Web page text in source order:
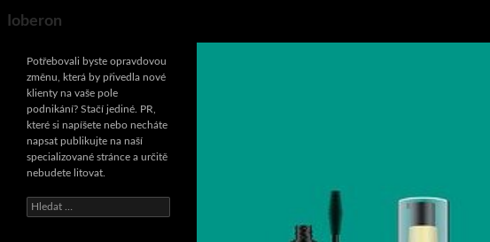
Ioberon
Potřebovali byste opravdovou
změnu, která by přivedla nové
klienty na vaše pole
podnikání? Stačí jediné. PR,
které si napíšete nebo necháte
napsat publikujte na naší
specializované stránce a určitě
nebudete litovat.
Vyhledávání